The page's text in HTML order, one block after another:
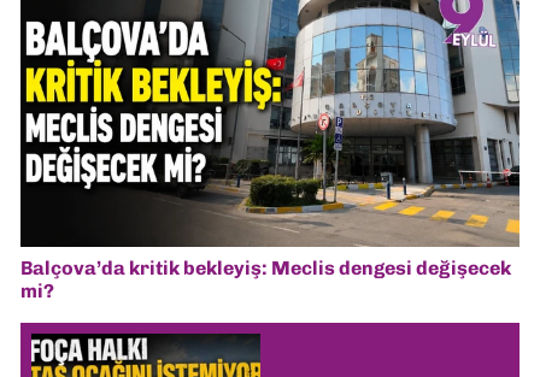
Balçova’da kritik bekleyiş: Meclis dengesi değişecek
mi?